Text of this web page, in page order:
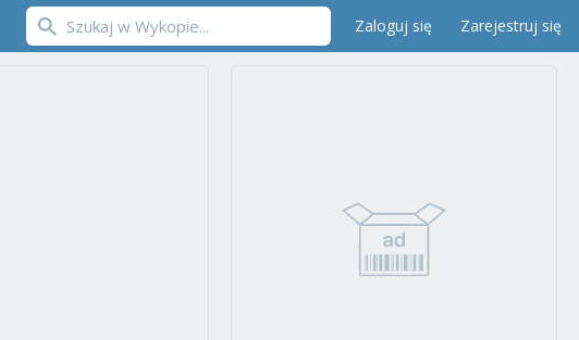
Zaloguj się Zarejestruj się